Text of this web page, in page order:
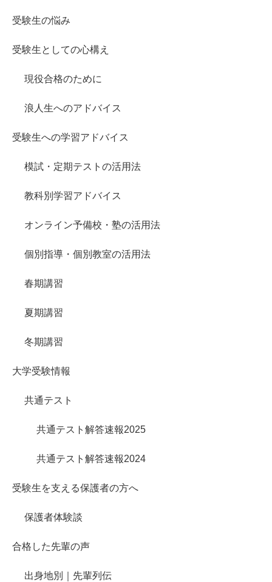
受験生の悩み
受験生としての心構え
現役合格のために
浪人生へのアドバイス
受験生への学習アドバイス
模試・定期テストの活用法
教科別学習アドバイス
オンライン予備校・塾の活用法
個別指導・個別教室の活用法
春期講習
夏期講習
冬期講習
大学受験情報
共通テスト
共通テスト解答速報2025
共通テスト解答速報2024
受験生を支える保護者の方へ
保護者体験談
合格した先輩の声
出身地別｜先輩列伝